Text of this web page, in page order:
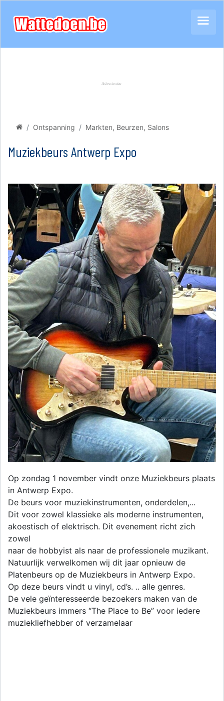
Ontspanning Markten, Beurzen, Salons
Muziekbeurs Antwerp Expo
Op zondag 1 november vindt onze Muziekbeurs plaats
in Antwerp Expo.
De beurs voor muziekinstrumenten, onderdelen,...
Dit voor zowel klassieke als moderne instrumenten,
akoestisch of elektrisch. Dit evenement richt zich
zowel
naar de hobbyist als naar de professionele muzikant.
Natuurlijk verwelkomen wij dit jaar opnieuw de
Platenbeurs op de Muziekbeurs in Antwerp Expo.
Op deze beurs vindt u vinyl, cd’s. .. alle genres.
De vele geïnteresseerde bezoekers maken van de
Muziekbeurs immers “The Place to Be” voor iedere
muziekliefhebber of verzamelaar